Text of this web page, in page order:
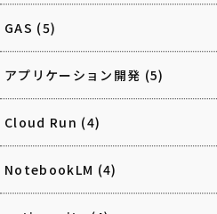
GAS (5)
アプリケーション開発 (5)
Cloud Run (4)
NotebookLM (4)